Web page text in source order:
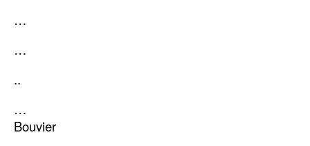
…
…
..
…
Bouvier